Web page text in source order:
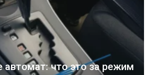
автомат: что это за режим